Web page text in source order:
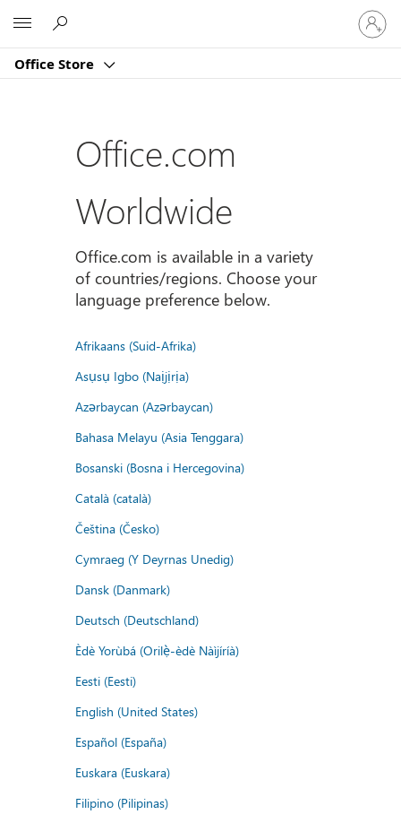
Office Store
Sign
in
to
account
Office.com
Worldwide
Office.com is available in a variety
of countries/regions. Choose your
language preference below.
Afrikaans (Suid-Afrika)
Asụsụ Igbo (Naịjịrịa)
Azərbaycan (Azərbaycan)
Bahasa Melayu (Asia Tenggara)
Bosanski (Bosna i Hercegovina)
Català (català)
Čeština (Česko)
Cymraeg (Y Deyrnas Unedig)
Dansk (Danmark)
Deutsch (Deutschland)
Èdè Yorùbá (Orilẹ̀-èdè Nàìjíríà)
Eesti (Eesti)
English (United States)
Español (España)
Euskara (Euskara)
Filipino (Pilipinas)